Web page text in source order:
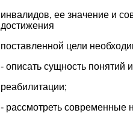
инвалидов, ее значение и
достижения
поставленной цели
- описать сущность понятий
реабилитации;
- рассмотреть современные